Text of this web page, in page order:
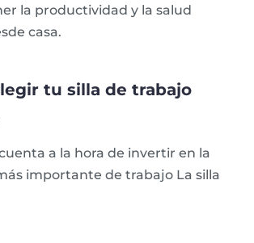
la productividad y la salud
casa.
tu silla de trabajo
a la hora de invertir en la
importante de trabajo La silla